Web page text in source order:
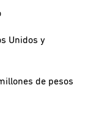
Unidos y
de pesos